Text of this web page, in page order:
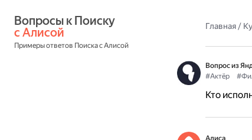
с Алисой
Примеры ответов Поиска с Алисой
Главная/
Вопрос из
#Актёр
Кто
Алиса